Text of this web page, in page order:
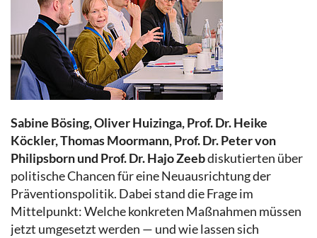
Sabine Bösing, Oliver Huizinga, Prof. Dr. Heike
Köckler, Thomas Moormann, Prof. Dr. Peter von
Philipsborn und Prof. Dr. Hajo Zeebdiskutierten über
politische Chancen für eine Neuausrichtung der
Präventionspolitik. Dabei stand die Frage im
Mittelpunkt: Welche konkreten Maßnahmen müssen
jetzt umgesetzt werden — und wie lassen sich